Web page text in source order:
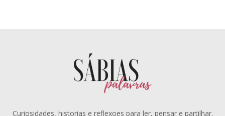
Curiosidades, historias e reflexoes para ler, pensar e partilhar.